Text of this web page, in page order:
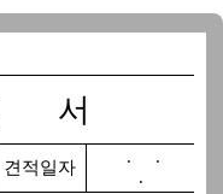
서
견적일자
. .
.